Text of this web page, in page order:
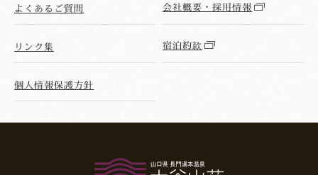
よくあるご質問 会社概要・採用情報
リンク集 宿泊約款
個人情報保護方針